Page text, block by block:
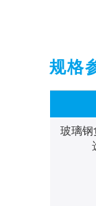
规格
玻璃钢